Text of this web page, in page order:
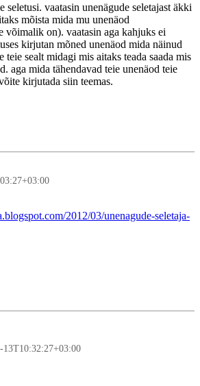
seletusi. vaatasin unenägude seletajast äkki
mõista mida mu unenäod
võimalik on). vaatasin aga kahjuks ei
kirjutan mõned unenäod mida näinud
sealt midagi mis aitaks teada saada mis
aga mida tähendavad teie unenäod teie
kirjutada siin teemas.
2012/03/unenagude-seletaja-
13T10:32:27+03:00